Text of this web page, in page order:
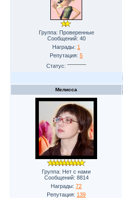
Группа: Проверенные
Сообщений: 40
Награды: 1
Репутация: 5
Статус:
Мелисса
Группа: Нет с нами
Сообщений: 8814
Награды: 72
Репутация: 139